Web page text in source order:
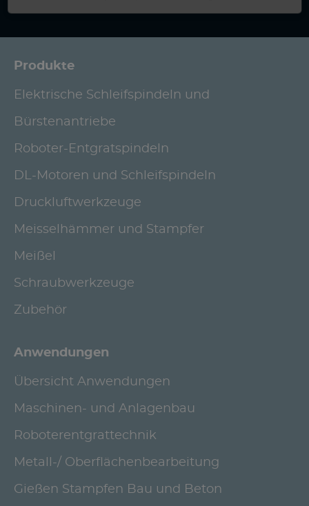
Produkte
Elektrische Schleifspindeln und
Bürstenantriebe
Roboter-Entgratspindeln
DL-Motoren und Schleifspindeln
Druckluftwerkzeuge
Meisselhämmer und Stampfer
Meißel
Schraubwerkzeuge
Zubehör
Anwendungen
Übersicht Anwendungen
Maschinen- und Anlagenbau
Roboterentgrattechnik
Metall-/ Oberflächenbearbeitung
Gießen Stampfen Bau und Beton